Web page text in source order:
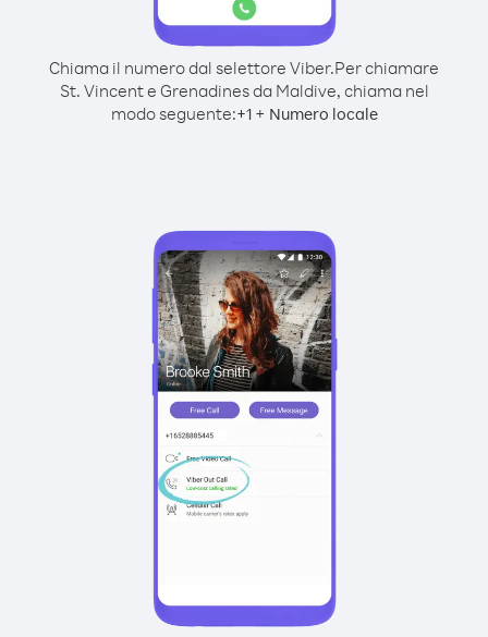
Chiama il numero dal selettore Viber.Per chiamare
St. Vincent e Grenadines da Maldive, chiama nel
modo seguente:+1+ Numero locale